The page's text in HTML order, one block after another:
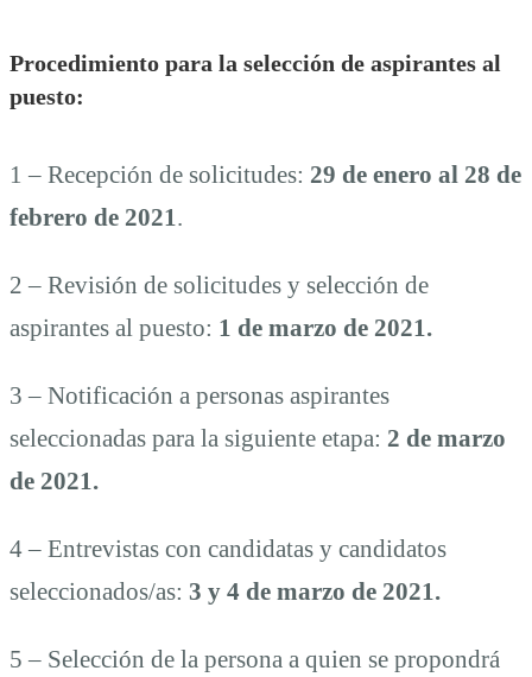
Procedimiento para la selección de aspirantes al
puesto:
1 – Recepción de solicitudes: 29 de enero al 28 de
febrero de 2021 .
2 – Revisión de solicitudes y selección de
aspirantes al puesto: 1 de marzo de 2021.
3 – Notificación a personas aspirantes
seleccionadas para la siguiente etapa: 2 de marzo
de 2021.
4 – Entrevistas con candidatas y candidatos
seleccionados/as: 3 y 4 de marzo de 2021.
5 – Selección de la persona a quien se propondrá